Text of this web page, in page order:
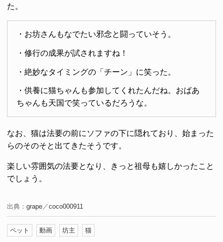
た。
・お坊さんもなでたい邪念と闘っていそう。
・修行の成果が試されますね！
・絶妙なタイミングの「チーン」に笑った。
・供養に猫ちゃんも参加してくれたんだね。おばあ
ちゃんも天国で笑っているだろうな。
なお、猫は法要の前にソファの下に隠れており、始まった
らのそのそと出てきたそうです。
楽しい雰囲気の法要となり、きっと祖母も嬉しかったこと
でしょう。
出典： grape ／coco000911
ペット 動画 坊主 猫